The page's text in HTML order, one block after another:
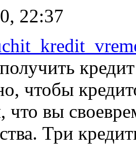
22:37
кредит
чтобы
что вы
Три